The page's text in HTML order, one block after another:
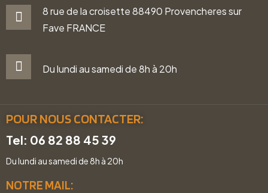
8 rue de la croisette 88490 Provencheres sur
Fave FRANCE
Du lundi au samedi de 8h à 20h
POUR NOUS CONTACTER:
Tel: 06 82 88 45 39
Du lundi au samedi de 8h à 20h
NOTRE MAIL: